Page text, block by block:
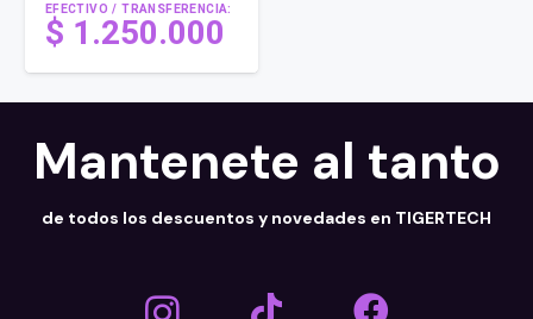
EFECTIVO / TRANSFERENCIA:
$ 1.250.000
Mantenete al tanto
de todos los descuentos y novedades en TIGERTECH